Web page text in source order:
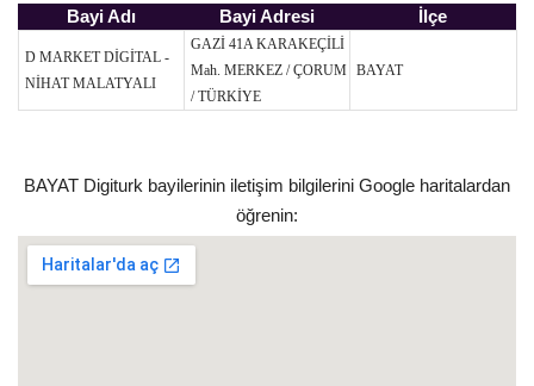
Bayi Adı Bayi Adresi İlçe
D MARKET DİGİTAL -
NİHAT MALATYALI
GAZİ 41A KARAKEÇİLİ
Mah. MERKEZ / ÇORUM
/ TÜRKİYE
BAYAT
BAYAT Digiturk bayilerinin iletişim bilgilerini Google haritalardan
öğrenin: